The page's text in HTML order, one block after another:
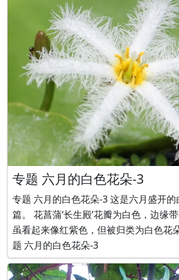
专题 六月的白色花朵-3
专题 六月的白色花朵-3 这是六月盛开的白色花朵的第三
篇。 花菖蒲‘长生殿’花瓣为白色，边缘
虽看起来像红紫色，但被归类为白色花朵。 ■相关
题 六月的白色花朵-3